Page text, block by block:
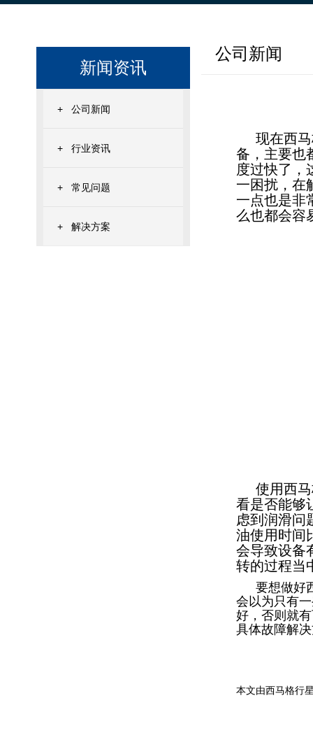
新闻资讯
+ 公司新闻
+ 行业资讯
+ 常见问题
+ 解决方案
公司新闻
现在西
备，主要也
度过快了，
一困扰，在
一点也是非
么也都会容
使用西
看是否能够
虑到润滑问
油使用时间
会导致设备
转的过程当
要想做好
会以为只有
好，否则就
具体故障解
本文由西马格行